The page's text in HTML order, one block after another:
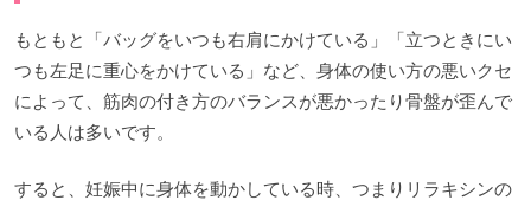
もともと「バッグをいつも右肩にかけている」「立つときにい
つも左足に重心をかけている」など、身体の使い方の悪いクセ
によって、筋肉の付き方のバランスが悪かったり骨盤が歪んで
いる人は多いです。
すると、妊娠中に身体を動かしている時、つまりリラキシンの